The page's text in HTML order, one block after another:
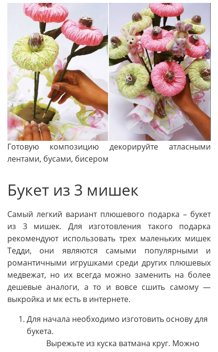
Готовую композицию декорируйте атласными
лентами, бусами, бисером
Букет из 3 мишек
Самый легкий вариант плюшевого подарка – букет
из 3 мишек. Для изготовления такого подарка
рекомендуют использовать трех маленьких мишек
Тедди, они являются самыми популярными и
романтичными игрушками среди других плюшевых
медвежат, но их всегда можно заменить на более
дешевые аналоги, а то и вовсе сшить самому —
выкройка и мк есть в интернете.
Для начала необходимо изготовить основу для
букета.
Вырежьте из куска ватмана круг. Можно